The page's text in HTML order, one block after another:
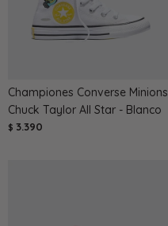
Championes Converse Minions
Chuck Taylor All Star - Blanco
$ 3.390